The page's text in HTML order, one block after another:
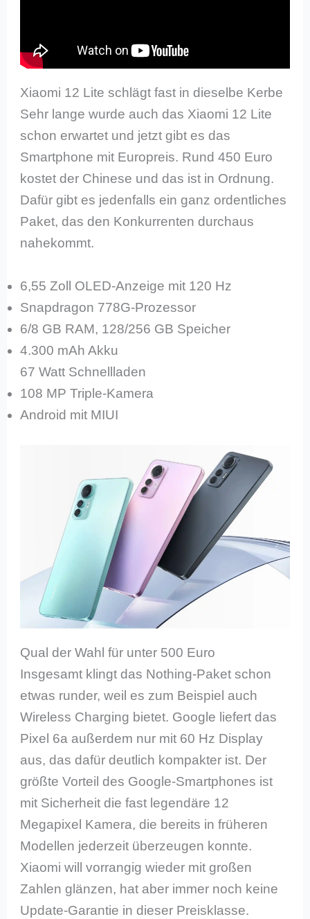
Xiaomi 12 Lite schlägt fast in dieselbe Kerbe
Sehr lange wurde auch das Xiaomi 12 Lite
schon erwartet und jetzt gibt es das
Smartphone mit Europreis. Rund 450 Euro
kostet der Chinese und das ist in Ordnung.
Dafür gibt es jedenfalls ein ganz ordentliches
Paket, das den Konkurrenten durchaus
nahekommt.
6,55 Zoll OLED-Anzeige mit 120 Hz
Snapdragon 778G-Prozessor
6/8 GB RAM, 128/256 GB Speicher
4.300 mAh Akku
67 Watt Schnellladen
108 MP Triple-Kamera
Android mit MIUI
Qual der Wahl für unter 500 Euro
Insgesamt klingt das Nothing-Paket schon
etwas runder, weil es zum Beispiel auch
Wireless Charging bietet. Google liefert das
Pixel 6a außerdem nur mit 60 Hz Display
aus, das dafür deutlich kompakter ist. Der
größte Vorteil des Google-Smartphones ist
mit Sicherheit die fast legendäre 12
Megapixel Kamera, die bereits in früheren
Modellen jederzeit überzeugen konnte.
Xiaomi will vorrangig wieder mit großen
Zahlen glänzen, hat aber immer noch keine
Update-Garantie in dieser Preisklasse.